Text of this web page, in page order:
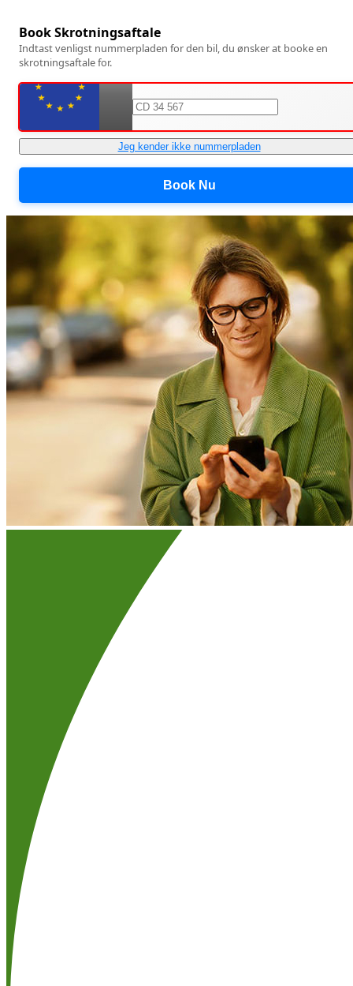
Book Skrotningsaftale
Indtast venligst nummerpladen for den bil, du ønsker at booke en
skrotningsaftale for.
Jeg kender ikke nummerpladen
Book Nu